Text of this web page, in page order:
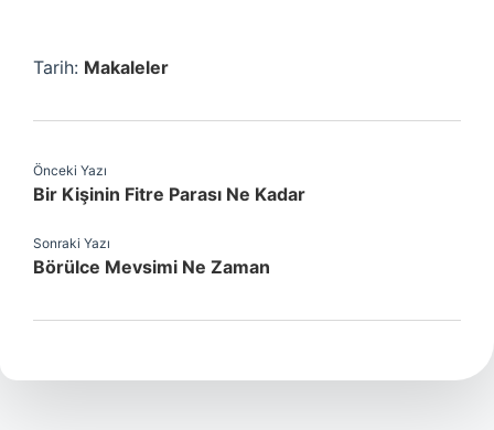
Tarih: Makaleler
Önceki Yazı
Bir Kişinin Fitre Parası Ne Kadar
Sonraki Yazı
Börülce Mevsimi Ne Zaman